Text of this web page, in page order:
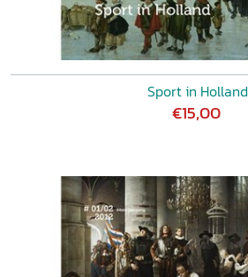
Sport in Holland
€15,00